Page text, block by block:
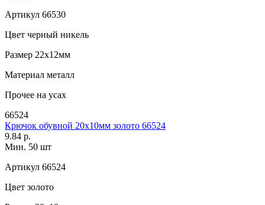
Артикул 66530
Цвет черный никель
Размер 22х12мм
Материал металл
Прочее на усах
66524
Крючок обувной 20х10мм золото 66524
9.84 р.
Мин. 50 шт
Артикул 66524
Цвет золото